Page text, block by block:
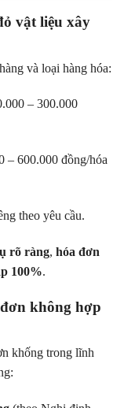
vật liệu xây
và loại hàng hóa:
– 300.000
– 600.000 đồng/hóa
theo yêu cầu.
rõ ràng, hóa đơn
100%.
không hợp
khống trong lĩnh